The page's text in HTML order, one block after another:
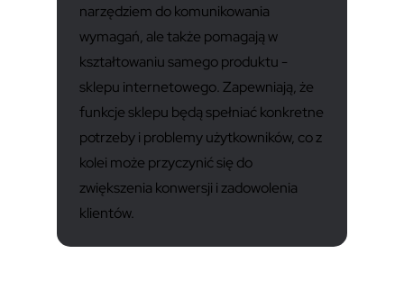
narzędziem do komunikowania
wymagań, ale także pomagają w
kształtowaniu samego produktu -
sklepu internetowego. Zapewniają, że
funkcje sklepu będą spełniać konkretne
potrzeby i problemy użytkowników, co z
kolei może przyczynić się do
zwiększenia konwersji i zadowolenia
klientów.